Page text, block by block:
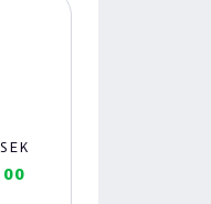
SEK
00